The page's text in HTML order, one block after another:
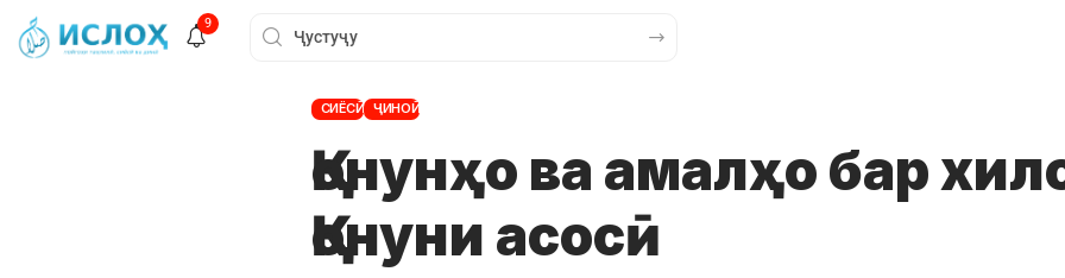
9
СИЁСӢ ҶИНОӢ
Қонунҳо ва амалҳо бар
Қонуни асосӣ